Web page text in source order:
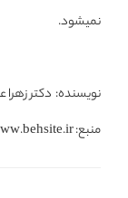
نمیشود.
نویسنده: دکتر زهرا
منبع: www.behsite.ir